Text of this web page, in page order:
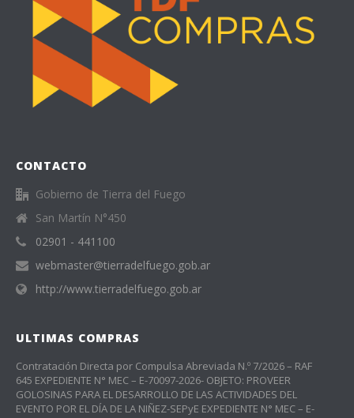
CONTACTO
Gobierno de Tierra del Fuego
San Martín N°450
02901 - 441100
webmaster@tierradelfuego.gob.ar
http://www.tierradelfuego.gob.ar
ULTIMAS COMPRAS
Contratación Directa por Compulsa Abreviada N.º 7/2026 – RAF
645 EXPEDIENTE N° MEC – E-70097-2026- OBJETO: PROVEER
GOLOSINAS PARA EL DESARROLLO DE LAS ACTIVIDADES DEL
EVENTO POR EL DÍA DE LA NIÑEZ-SEPyE EXPEDIENTE N° MEC – E-